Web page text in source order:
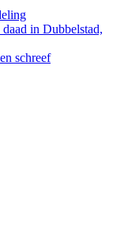
in Dubbelstad,
schreef